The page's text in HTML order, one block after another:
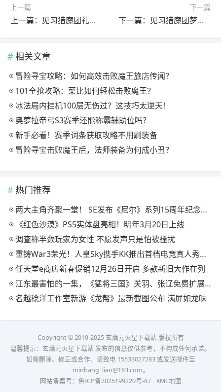
上一篇
上一篇：见习猎魔团礼包码福利活动指南
下一篇
下一篇：见习猎魔团梦境高效打法整合攻略
相关文章
冒险寻宝攻略：如何高效击败魔王旅店传闻？
101全抢攻略：菜比如何轻松击败魔王？
冰法局内挂机100层无伤过？这技巧太逆天！
奥萝拉帝弓S3赛季还能称霸辅助位吗？
新手必看！赛季词条获取攻略不用刷装备
冒险寻宝击败魔王后，法师装备为何成小丑？
热门推荐
两大主角齐聚一堂！ SE发布《尼尔》系列15周年纪念典藏套装
《红色沙漠》PS5实体盘亮相！明年3月20日上线
调查称半数玩家为女性 不愿发声只是怕被骚扰
重铸War3荣光！人皇Sky携手KK推出首档电竞真人秀《寻找下一个Sky》
任天堂e商店新春促销12月26日开启 多款新旧大作在列
江东最害怕的一集，《猛将三国》关羽、张辽免费扩展包现已上线
名越稔洋工作室新游《龙帮》最新截图公布 满屏如龙味
Copyright © 2019-2025 玄熵元火星下载站 版权所有
温馨提示：玄熵元火星下载站 发布的信息仅供参考，不构成任何承诺。
如需删除、修正或合作，请致电 15533027283 或发送邮件至
minhang_lian@163.com。
网站备案号： 鲁ICP备2025199220号-87 XML地图